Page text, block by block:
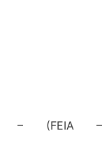
– (FEIA –